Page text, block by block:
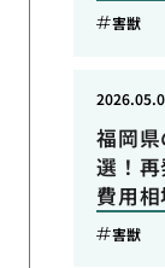
害獣
福岡
選！
費用相
害獣